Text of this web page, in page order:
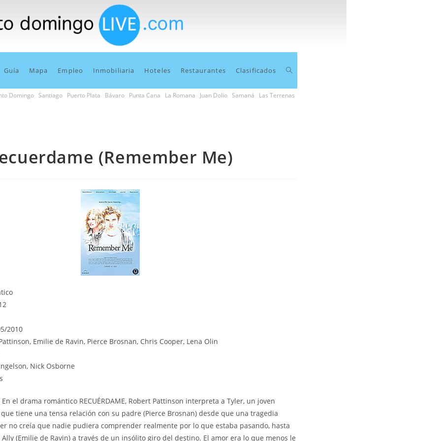
Guía Mapa Empleo Inmobiliaria Hoteles Restaurantes Clasificados Toggle
Domingo Santiago Puerto Plata Bávaro Punta Cana La Romana Juan Dolio Samaná Las Terrenas
(Remember Me)
2010
Emilie de Ravin, Pierce Brosnan, Chris Cooper, Lena Olin
Nick Osborne
el drama romántico RECUÉRDAME, Robert Pattinson interpreta a Tyler, un joven
tiene una tensa relación con su padre (Pierce Brosnan) desde que una tragedia
no creía que nadie pudiera comprender realmente por lo que estaba pasando, hasta
(Emilie de Ravin) a través de un insólito giro del destino. El amor era lo que menos le